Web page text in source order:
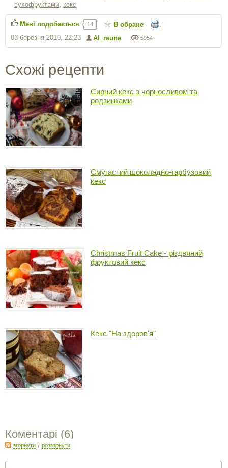
сухофруктами, кекс
5954
Al_raune
03 березня 2010, 22:23
Мені подобається 14 В обране
Схожі рецепти
Сирний кекс з чорносливом та
родзинками
Смугастий шоколадно-гарбузовий
кекс
Christmas Fruit Cake - різдвяний
фруктовий кекс
Кекс "На здоров'я"
Коментарі (6)
згорнути / розгорнути